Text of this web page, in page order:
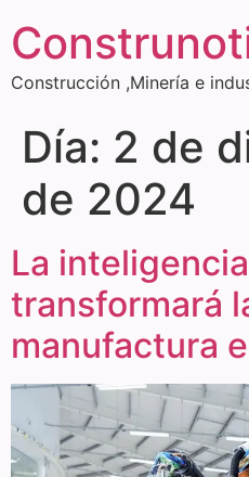
Construcción ,Minería e
Día: 2 de
de 2024
La
transformará
manufactura